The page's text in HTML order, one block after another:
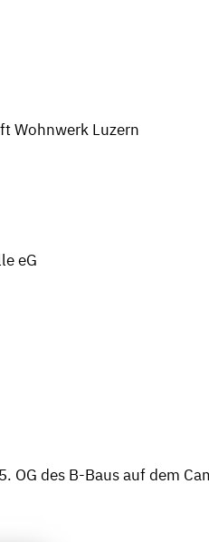
Wohnwerk Luzern
eG
OG des B-Baus auf dem